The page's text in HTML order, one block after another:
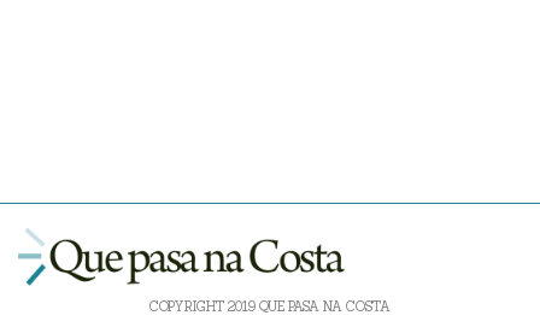
COPYRIGHT 2019 QUE PASA NA COSTA